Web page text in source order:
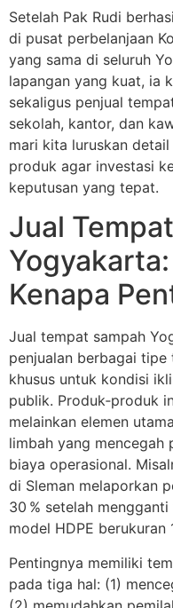
Setelah Pak Rudi
di pusat perbelanjaan
yang sama di seluruh
lapangan yang kuat, ia
sekaligus penjual
sekolah, kantor, dan
mari kita luruskan
produk agar investasi
keputusan yang tepat.
Jual
Kenapa
Jual tempat sampah
penjualan berbagai
khusus untuk kondisi
publik. Produk‑produk
melainkan elemen
limbah yang mencegah
biaya operasional.
di Sleman melaporkan
30 % setelah
model HDPE berukuran
Pentingnya memiliki
pada tiga hal: (1)